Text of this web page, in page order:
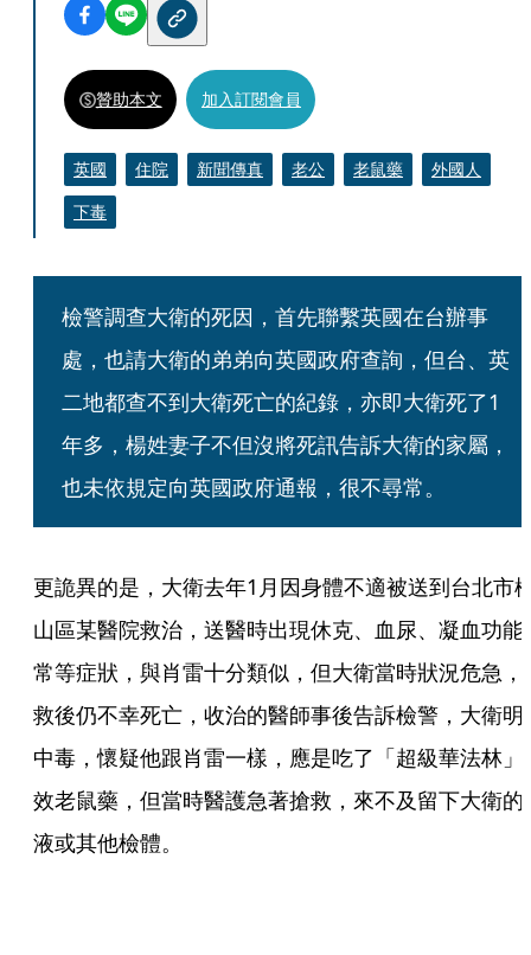
贊助本文 加入訂閱會員
英國 住院 新聞傳真 老公 老鼠藥
外國人
下毒
檢警調查大衛的死因，首先聯繫英國在台辦事
處，也請大衛的弟弟向英國政府查詢，但台、英
二地都查不到大衛死亡的紀錄，亦即大衛死了1
年多，楊姓妻子不但沒將死訊告訴大衛的家屬，
也未依規定向英國政府通報，很不尋常。
更詭異的是，大衛去年1月因身體不適被送到台北市
山區某醫院救治，送醫時出現休克、血尿、凝血功能
常等症狀，與肖雷十分類似，但大衛當時狀況危急，
救後仍不幸死亡，收治的醫師事後告訴檢警，大衛明
中毒，懷疑他跟肖雷一樣，應是吃了「超級華法林」
效老鼠藥，但當時醫護急著搶救，來不及留下大衛的
液或其他檢體。